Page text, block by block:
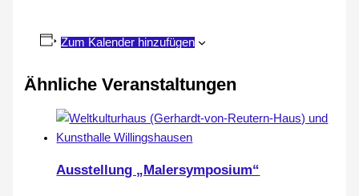
Zum Kalender hinzufügen
Ähnliche Veranstaltungen
Ausstellung „Malersymposium“